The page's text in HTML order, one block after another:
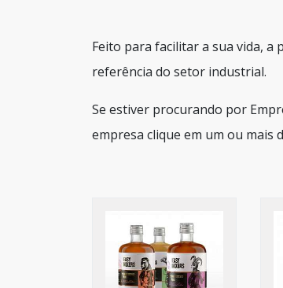
Feito para facilitar a sua vida,
referência do setor industrial.
Se estiver procurando por
empresa clique em um ou mais